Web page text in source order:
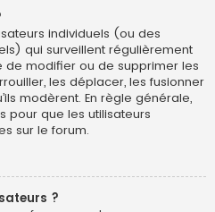
individuels (ou des
qui surveillent régulièrement
de modifier ou de supprimer les
les déplacer, les fusionner
modèrent. En règle générale,
pour que les utilisateurs
sur le forum.
?